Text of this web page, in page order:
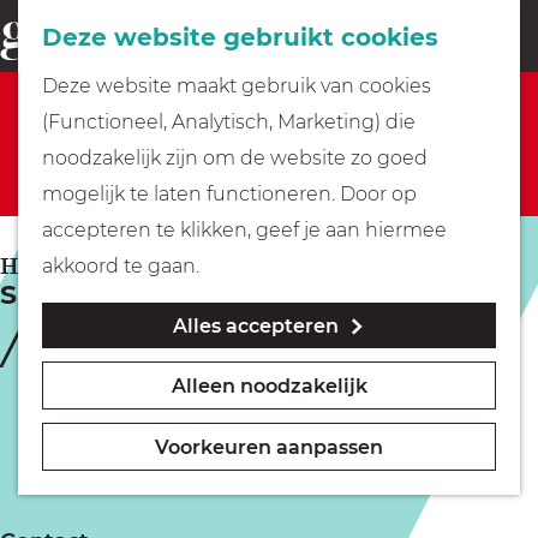
Deze website gebruikt cookies
Deze website maakt gebruik van cookies
(Functioneel, Analytisch, Marketing) die
noodzakelijk zijn om de website zo goed
mogelijk te laten functioneren. Door op
accepteren te klikken, geef je aan hiermee
akkoord te gaan.
Alles accepteren
Alleen noodzakelijk
Voorkeuren aanpassen
G
a
r
d
h
Fietsen
Wandelen
Geocachen
Naar het museum
o
e
k
e
n
Sorry, deze activiteit is niet meer beschikbaar.
Bekijk hetactuele aanbod
voor de beschikbare
opties.
Slagwerkdag
HILVERSUM